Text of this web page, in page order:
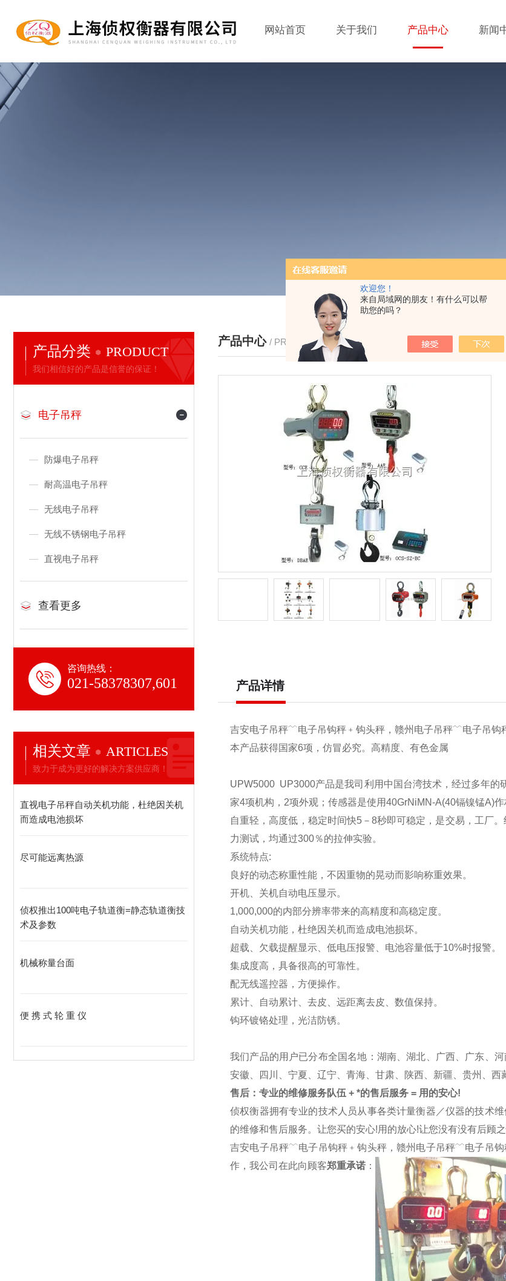
欢迎您！
来自局域网的朋友！有什么可以帮
助您的吗？
网站首页 关于我们 产品中心 新闻
产品分类 PRODUCT
我们相信好的产品是信誉的保证！
电子吊秤
防爆电子吊秤
耐高温电子吊秤
无线电子吊秤
无线不锈钢电子吊秤
直视电子吊秤
查看更多
咨询热线：
021-58378307,601
相关文章 ARTICLES
致力于成为更好的解决方案供应商！
直视电子吊秤自动关机功能，杜绝因关机
而造成电池损坏
尽可能远离热源
侦权推出100吨电子轨道衡=静态轨道衡技
术及参数
机械称量台面
便 携 式 轮 重 仪
产品中心 / PRODUCTS 我的位置： >产品中心 >电子吊
产品详情
吉安电子吊秤﹋电子吊钩秤﹢钩头秤，赣州电子吊秤﹋电子吊钩
本产品获得国家6项，仿冒必究。高精度、有色金属
UPW5000 UP3000产品是我司利用中国台湾技术，经过多年的
家4项机构，2项外观；传感器是使用40GrNiMN-A(40镉镍锰A)
自重轻，高度低，稳定时间快5－8秒即可稳定，是交易，工厂
力测试，均通过300％的拉伸实验。
系统特点:
良好的动态称重性能，不因重物的晃动而影响称重效果。
开机、关机自动电压显示。
1,000,000的内部分辨率带来的高精度和高稳定度。
自动关机功能，杜绝因关机而造成电池损坏。
超载、欠载提醒显示、低电压报警、电池容量低于10%时报警。
集成度高，具备很高的可靠性。
配无线遥控器，方便操作。
累计、自动累计、去皮、远距离去皮、数值保持。
钩环镀铬处理，光洁防锈。
我们产品的用户已分布全国名地 ：湖南、湖北、广西、广东、
安徽、四川、宁夏、辽宁、青海、甘肃、陕西、新疆、贵州、西
售后：专业的维修服务队伍 + *的售后服务 = 用的安心!
侦权衡器拥有专业的技术人员从事各类计量衡器／仪器的技术
的维修和售后服务。让您买的安心!用的放心!让您没有没有后顾
吉安电子吊秤﹋电子吊钩秤﹢钩头秤，赣州电子吊秤﹋电子吊
作，我公司在此向顾客郑重承诺 ：